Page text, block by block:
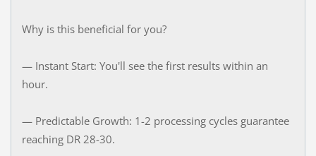
Why is this beneficial for you?
— Instant Start: You'll see the first results within an
hour.
— Predictable Growth: 1-2 processing cycles guarantee
reaching DR 28-30.